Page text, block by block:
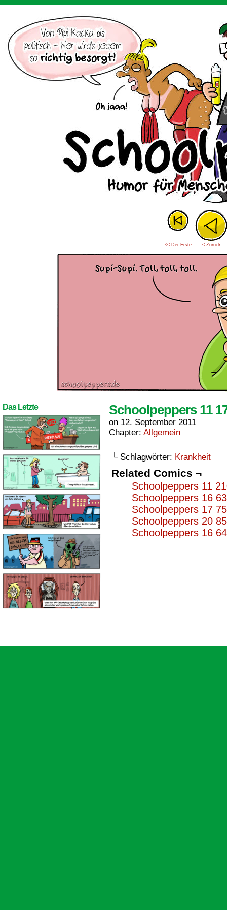
<< Der Erste < Zurück
Das Letzte Schoolpeppers 11
on 12. September 2011
Chapter: Allgemein
└ Schlagwörter: Krankheit
Related Comics ¬
Schoolpeppers 11
Schoolpeppers 16
Schoolpeppers 17
Schoolpeppers 20
Schoolpeppers 16